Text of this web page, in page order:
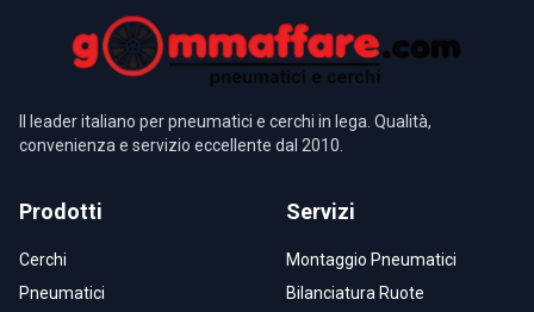
Il leader italiano per pneumatici e cerchi in lega. Qualità,
convenienza e servizio eccellente dal 2010.
Prodotti
Cerchi
Pneumatici
Servizi
Montaggio Pneumatici
Bilanciatura Ruote